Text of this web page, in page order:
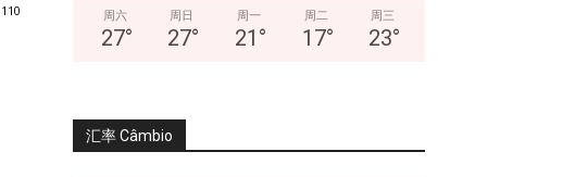
110 周六
27°
周日
27°
周一
21 °
周二
17°
周三
23°
汇率 Câmbio